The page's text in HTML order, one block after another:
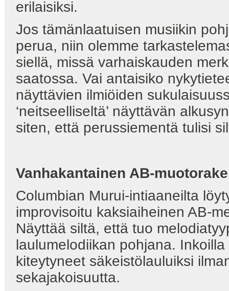
erilaisiksi.
Jos tämänlaatuisen musiikin
perua, niin olemme
siellä, missä varhaiskauden
saatossa. Vai antaisiko
näyttävien ilmiöiden
‘neitseelliseltä’ näyttävän
siten, että perussiementä tulisi
Vanhakantainen AB-
Columbian Murui-intiaaneilta
improvisoitu kaksiaiheinen AB-
Näyttää siltä, että tuo
laulumelodiikan pohjana.
kiteytyneet säkeistölauluiksi
sekajakoisuutta.